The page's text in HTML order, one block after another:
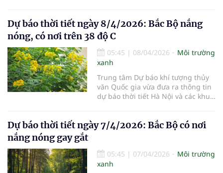
Dự báo thời tiết ngày 8/4/2026: Bắc Bộ nắng
nóng, có nơi trên 38 độ C
05:45 | 08/04/2026
Môi trường
xanh
Trung tâm Dự báo khí tượng thủy
văn Quốc gia vừa đưa ra thông tin
dự báo thời tiết Hà Nội và các khu
Dự báo thời tiết ngày 7/4/2026: Bắc Bộ có nơi
nắng nóng gay gắt
05:45 | 07/04/2026
Môi trường
xanh